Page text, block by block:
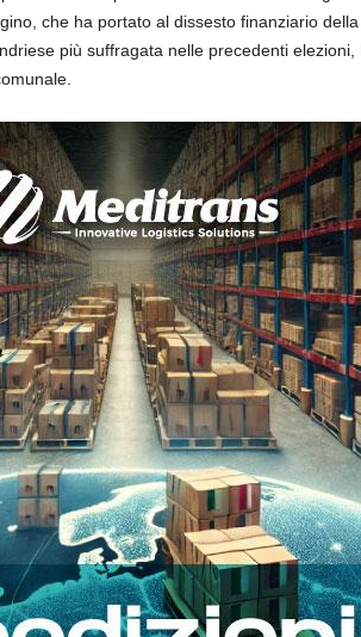
che ha portato al dissesto finanziario della
più suffragata nelle precedenti elezioni,